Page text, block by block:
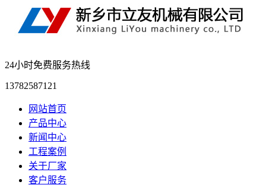
24小时免费服务热线
13782587121
网站首页
产品中心
新闻中心
工程案例
关于厂家
客户服务